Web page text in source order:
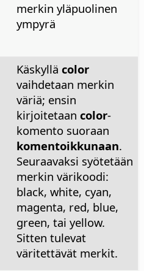
merkin yläpuolinen
ympyrä
Käskyllä color
vaihdetaan merkin
väriä; ensin
kirjoitetaan color-
komento suoraan
komentoikkunaan.
Seuraavaksi syötetään
merkin värikoodi:
black, white, cyan,
magenta, red, blue,
green, tai yellow.
Sitten tulevat
väritettävät merkit.